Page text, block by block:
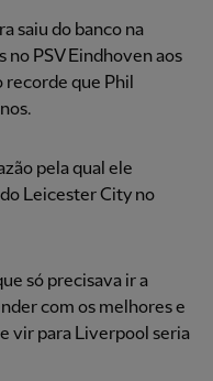
saiu do banco na
no PSV Eindhoven aos
recorde que Phil
pela qual ele
Leicester City no
só precisava ir a
com os melhores e
vir para Liverpool seria